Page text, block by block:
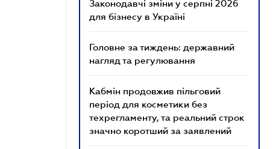
Законодавчі зміни у серпні 2026
для бізнесу в Україні
Головне за тиждень: державний
нагляд та регулювання
Кабмін продовжив пільговий
період для косметики без
техрегламенту, та реальний строк
значно коротший за заявлений